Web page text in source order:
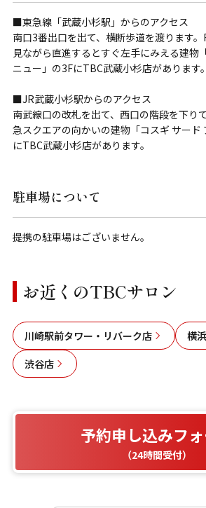
■東急線「武蔵小杉駅」からのアクセス
南口3番出口を出て、横断歩道を渡ります
見ながら直進するとすぐ左手にみえる建物
ニュー」の3FにTBC武蔵小杉店があります。
■JR武蔵小杉駅からのアクセス
南武線口の改札を出て、西口の階段を下り
急スクエアの向かいの建物「コスギ サード
にTBC武蔵小杉店があります。
駐車場について
提携の駐車場はございません。
お近くのTBCサロン
川崎駅前タワー・リバーク店
横
渋谷店
予約申し込みフ
（24時間受付）